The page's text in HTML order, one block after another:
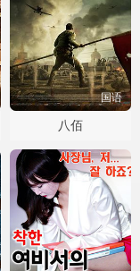
国语
八佰